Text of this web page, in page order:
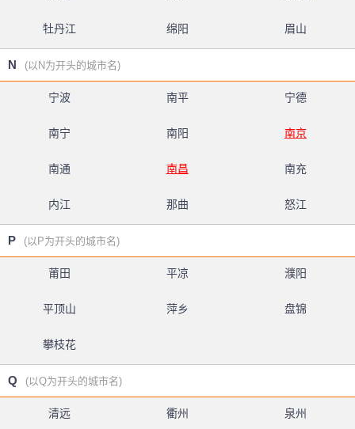
牡丹江 绵阳 眉山
N (以N为开头的城市名)
宁波 南平 宁德
南宁 南阳 南京
南通 南昌 南充
内江 那曲 怒江
P (以P为开头的城市名)
莆田 平凉 濮阳
平顶山 萍乡 盘锦
攀枝花
Q (以Q为开头的城市名)
清远 衢州 泉州